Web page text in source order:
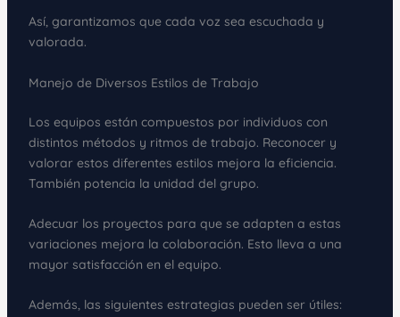
Así, garantizamos que cada voz sea escuchada y
valorada.
Manejo de Diversos Estilos de Trabajo
Los equipos están compuestos por individuos con
distintos métodos y ritmos de trabajo. Reconocer y
valorar estos diferentes estilos mejora la eficiencia.
También potencia la unidad del grupo.
Adecuar los proyectos para que se adapten a estas
variaciones mejora la colaboración. Esto lleva a una
mayor satisfacción en el equipo.
Además, las siguientes estrategias pueden ser útiles: